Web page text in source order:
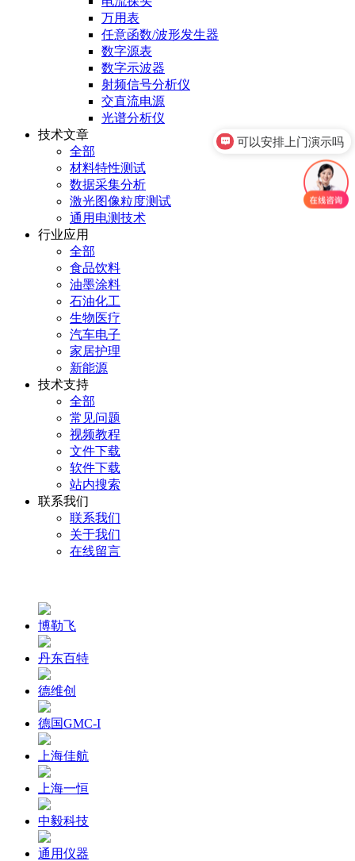
万用表
任意函数/波形发生器
数字源表
数字示波器
射频信号分析仪
交直流电源
光谱分析仪
技术文章
全部
材料特性测试
数据采集分析
激光图像粒度测试
通用电测技术
行业应用
全部
食品饮料
油墨涂料
石油化工
生物医疗
汽车电子
家居护理
新能源
技术支持
全部
常见问题
视频教程
文件下载
软件下载
站内搜索
联系我们
联系我们
关于我们
在线留言
博勒飞
丹东百特
德维创
德国GMC-I
上海佳航
上海一恒
中毅科技
通用仪器
可以安排上门演示吗